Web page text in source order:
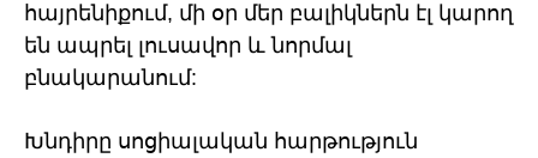
հայրենիքում, մի օր մեր բալիկներն էլ կարող
են ապրել լուսավոր և նորմալ
բնակարանում:
Խնդիրը սոցիալական հարթություն